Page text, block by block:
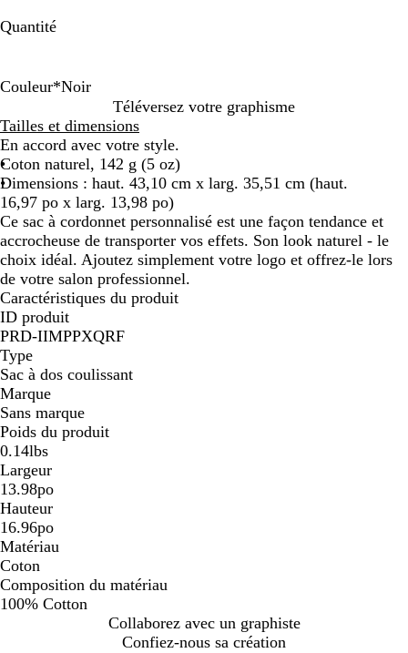
pour
Quantité
Couleur*Noir
o
i
r
l
e
u
r
o
i
e
i
g
e
o
u
g
e
Téléversez votre graphisme
Tailles et dimensions
En accord avec votre style.
Coton naturel, 142 g (5 oz)
Dimensions : haut. 43,10 cm x larg. 35,51 cm (haut.
16,97 po x larg. 13,98 po)
Ce sac à cordonnet personnalisé est une façon tendance et
accrocheuse de transporter vos effets. Son look naturel - le
choix idéal. Ajoutez simplement votre logo et offrez-le lors
de votre salon professionnel.
Caractéristiques du produit
ID produit
PRD-IIMPPXQRF
Type
Sac à dos coulissant
Marque
Sans marque
Poids du produit
0.14lbs
Largeur
13.98po
Hauteur
16.96po
Matériau
Coton
Composition du matériau
100% Cotton
Collaborez avec un graphiste
Confiez-nous sa création